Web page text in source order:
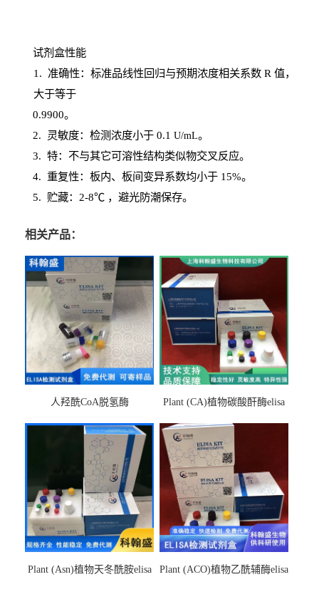
试剂盒性能
1 . 准确性：标准品线性回归与预期浓度相关系数 R 值，
大于等于
0.9900。
2. 灵敏度：检测浓度小于0.1 U/mL。
3. 特：不与其它可溶性结构类似物交叉反应。
4. 重复性：板内、板间变异系数均小于15%。
5. 贮藏：2-8℃ ，避光防潮保存。
相关产品：
人羟酰CoA脱氢酶
Plant (CA)植物碳酸酐酶elisa
Plant (Asn)植物天冬酰胺elisa
Plant (ACO)植物乙酰辅酶elisa